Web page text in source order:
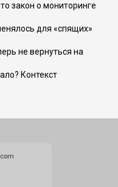
закон о мониторинге
для «спящих»
не вернуться на
Контекст